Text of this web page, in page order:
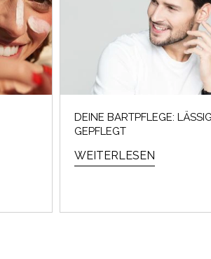
DEINE BARTPFLEGE:
GEPFLEGT
WEITERLESEN